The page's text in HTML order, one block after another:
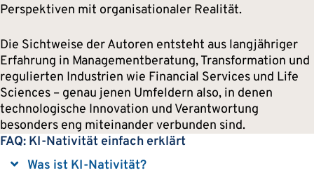
Perspektiven mit organisationaler Realität.
Die Sichtweise der Autoren entsteht aus langjähriger
Erfahrung in Managementberatung, Transformation und
regulierten Industrien wie Financial Services und Life
Sciences – genau jenen Umfeldern also, in denen
technologische Innovation und Verantwortung
besonders eng miteinander verbunden sind.
FAQ: KI-Nativität einfach erklärt
Kollabieren
Was ist KI-Nativität?